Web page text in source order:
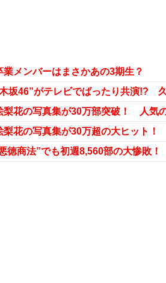
業メンバーはまさかあの3期生？